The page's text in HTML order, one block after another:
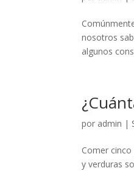
nosotros
algunos
por admin |
Comer
y verduras